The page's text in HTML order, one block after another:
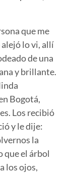
que me
alejó lo vi, allí
de una
y brillante.
Bogotá,
Los recibió
y le dije:
la
que el árbol
los ojos,